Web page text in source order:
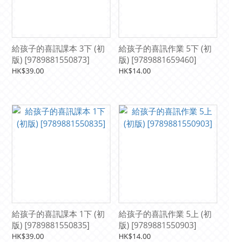
給孩子的喜訊課本 3下 (初
版) [9789881550873]
HK$39.00
給孩子的喜訊作業 5下 (初
版) [9789881659460]
HK$14.00
給孩子的喜訊課本 1下 (初
版) [9789881550835]
HK$39.00
給孩子的喜訊作業 5上 (初
版) [9789881550903]
HK$14.00